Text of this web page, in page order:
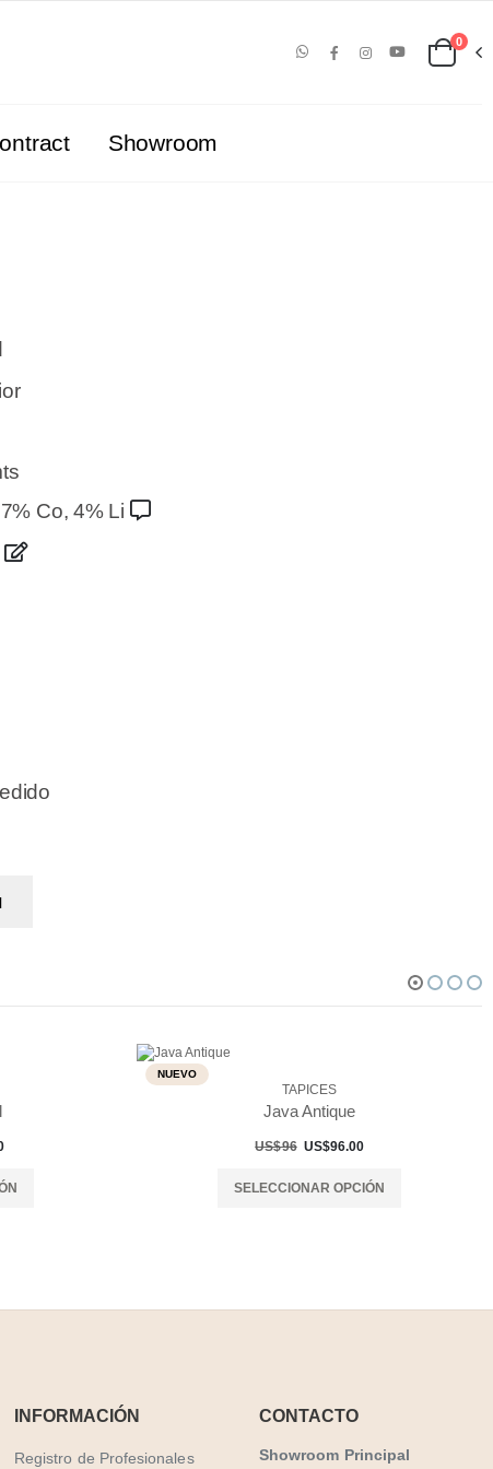
0
Showroom
Co, 4% Li
NUEVO
TAPICES
Java Antique
US$96 US$96.00
SELECCIONAR OPCIÓN
INFORMACIÓN
Registro de Profesionales
CONTACTO
Showroom Principal